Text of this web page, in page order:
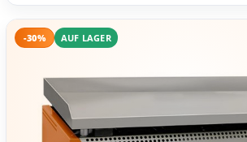
-30% AUF LAGER